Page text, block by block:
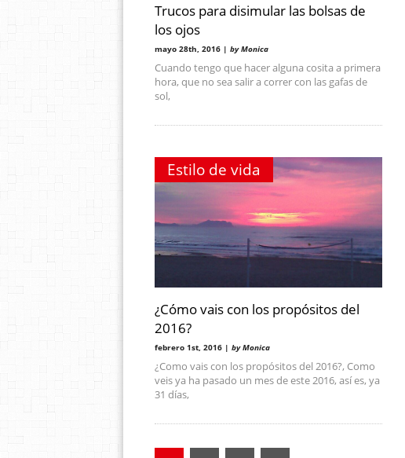
Trucos para disimular las bolsas de
los ojos
mayo 28th, 2016 | by Monica
Cuando tengo que hacer alguna cosita a primera
hora, que no sea salir a correr con las gafas de
sol,
Estilo de vida
¿Cómo vais con los propósitos del
2016?
febrero 1st, 2016 | by Monica
¿Como vais con los propósitos del 2016?, Como
veis ya ha pasado un mes de este 2016, así es, ya
31 días,